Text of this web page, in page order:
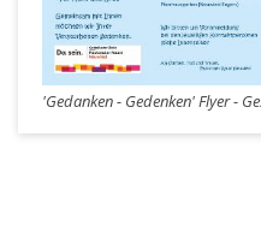
'Gedanken - Gedenken' Flyer -